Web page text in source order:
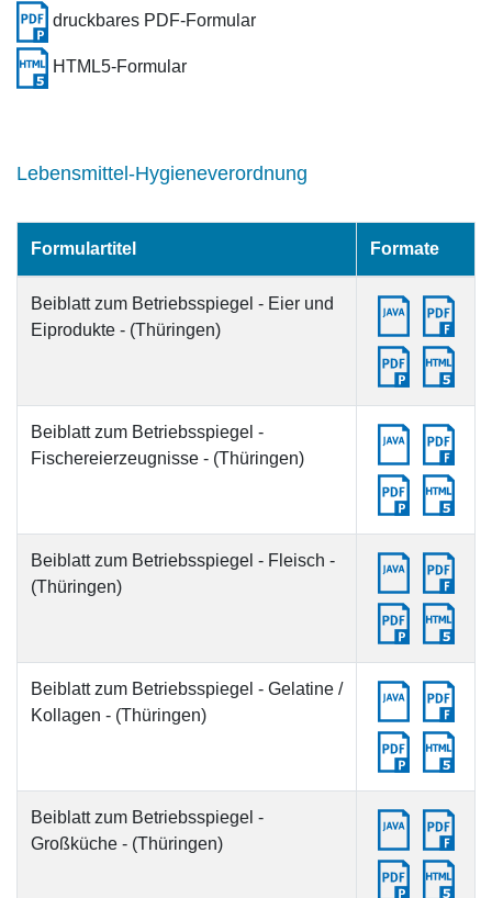
druckbares PDF-Formular
HTML5-Formular
Lebensmittel-Hygieneverordnung
Formulartitel Formate
Beiblatt zum Betriebsspiegel - Eier und
Eiprodukte - (Thüringen)
Beiblatt zum Betriebsspiegel -
Fischereierzeugnisse - (Thüringen)
Beiblatt zum Betriebsspiegel - Fleisch -
(Thüringen)
Beiblatt zum Betriebsspiegel - Gelatine /
Kollagen - (Thüringen)
Beiblatt zum Betriebsspiegel -
Großküche - (Thüringen)